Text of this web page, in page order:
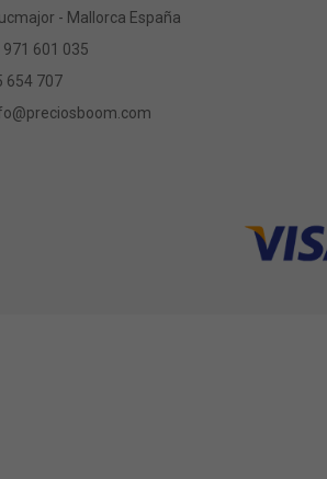
- Mallorca España
971 601 035
654 707